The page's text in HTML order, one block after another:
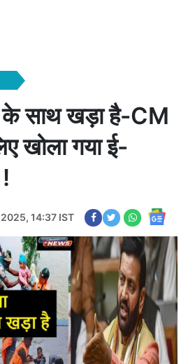
के साथ खड़ा है-CM
खोला गया ई-
!
2025, 14:37 IST